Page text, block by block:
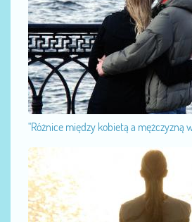
"Różnice między kobietą a mężczyzną